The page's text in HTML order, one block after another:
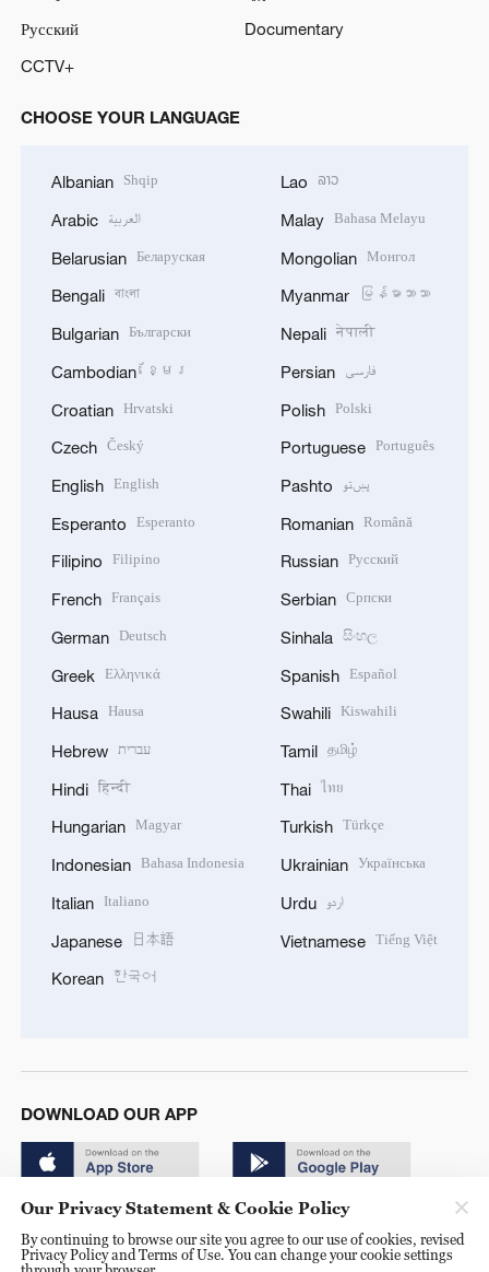
Русский
Documentary
CCTV+
CHOOSE YOUR LANGUAGE
Albanian Shqip
Arabic العربية
Belarusian Беларуская
Bengali বাংলা
Bulgarian Български
Cambodian ខ្មែរ
Croatian Hrvatski
Czech Český
English English
Esperanto Esperanto
Filipino Filipino
French Français
German Deutsch
Greek Ελληνικά
Hausa Hausa
Hebrew עברית
Hindi हिन्दी
Hungarian Magyar
Indonesian Bahasa Indonesia
Italian Italiano
Japanese 日本語
Korean 한국어
Lao ລາວ
Malay Bahasa Melayu
Mongolian Монгол
Myanmar မြန်မာဘာသာ
Nepali नेपाली
Persian فارسی
Polish Polski
Portuguese Português
Pashto پښتو
Romanian Română
Russian Русский
Serbian Српски
Sinhala සිංහල
Spanish Español
Swahili Kiswahili
Tamil தமிழ்
Thai ไทย
Turkish Türkçe
Ukrainian Українська
Urdu اردو
Vietnamese Tiếng Việt
DOWNLOAD OUR APP
Our Privacy Statement & Cookie Policy
By continuing to browse our site you agree to our use of cookies, revised
Privacy Policy and Terms of Use. You can change your cookie settings